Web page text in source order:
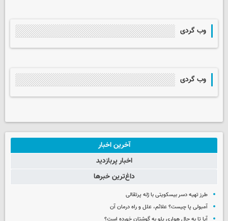
وب گردی
وب گردی
آخرین اخبار
اخبار پربازدید
داغ‌ترین خبرها
طرز تهیه دسر بیسکویتی با ژله پرتقالی
آمبولی پا چیست؟ علائم، علل و راه درمان آن
آیا تا به حال هواری پلو به گوشتان خورده است؟